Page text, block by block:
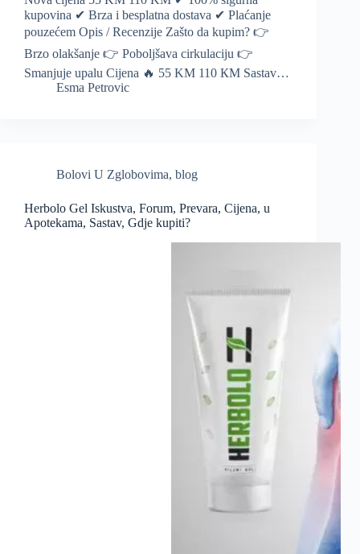
kupovina ✔ Brza i besplatna dostava ✔ Plaćanje
pouzećem Opis / Recenzije Zašto da kupim? 👉
Brzo olakšanje 👉 Poboljšava cirkulaciju 👉
Smanjuje upalu Cijena 🔥 55 KM 110 КМ Sastav…
Esma Petrovic
Bolovi U Zglobovima, blog
Herbolo Gel Iskustva, Forum, Prevara, Cijena, u
Apotekama, Sastav, Gdje kupiti?